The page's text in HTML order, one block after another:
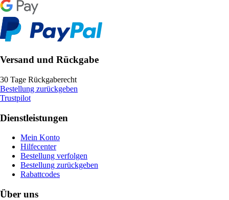
Versand und Rückgabe
30 Tage Rückgaberecht
Bestellung zurückgeben
Trustpilot
Dienstleistungen
Mein Konto
Hilfecenter
Bestellung verfolgen
Bestellung zurückgeben
Rabattcodes
Über uns